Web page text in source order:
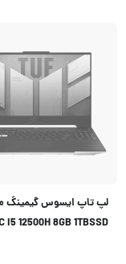
I5 12500H 8GB 1TBSSD